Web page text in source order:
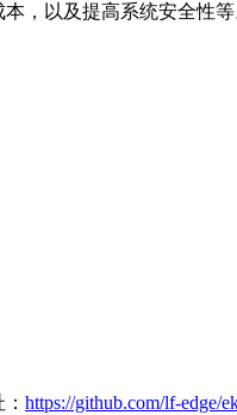
，以及提高系统安全性等
https://github.com/lf-edge/